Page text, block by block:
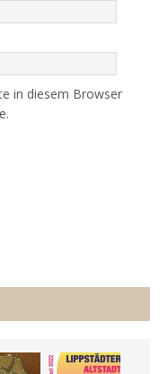
in diesem Browser